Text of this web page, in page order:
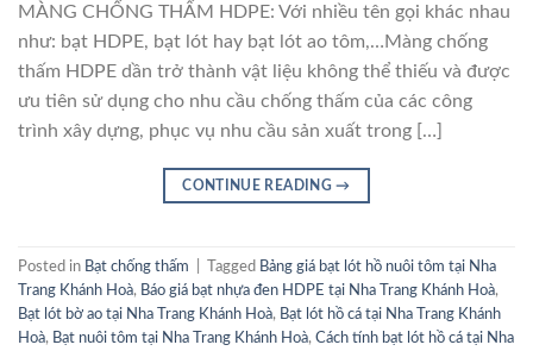
MÀNG CHỐNG THẤM HDPE: Với nhiều tên gọi khác nhau
như: bạt HDPE, bạt lót hay bạt lót ao tôm,…Màng chống
thấm HDPE dần trở thành vật liệu không thể thiếu và được
ưu tiên sử dụng cho nhu cầu chống thấm của các công
trình xây dựng, phục vụ nhu cầu sản xuất trong […]
CONTINUE READING→
Posted in Bạt chống thấm Tagged Bảng giá bạt lót hồ nuôi tôm tại Nha
Trang Khánh Hoà, Báo giá bạt nhựa đen HDPE tại Nha Trang Khánh Hoà,
Bạt lót bờ ao tại Nha Trang Khánh Hoà, Bạt lót hồ cá tại Nha Trang Khánh
Hoà, Bạt nuôi tôm tại Nha Trang Khánh Hoà, Cách tính bạt lót hồ cá tại Nha